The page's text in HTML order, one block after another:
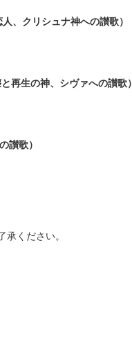
、クリシュナ神への讃歌）
再生の神、シヴァへの讃歌）
讃歌）
ください。